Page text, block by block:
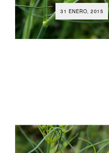
31 ENERO, 2015